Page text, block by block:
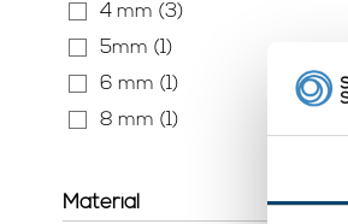
4 mm (3)
5mm (1)
6 mm (1)
8 mm (1)
Material